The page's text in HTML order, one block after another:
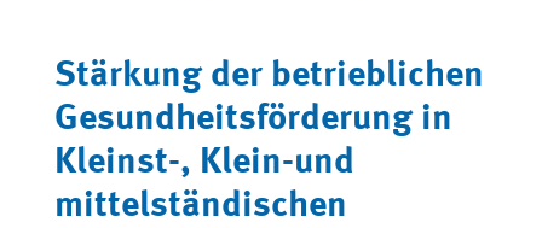
Stärkung der betrieblichen
Gesundheitsförderung in
Kleinst-, Klein-und
mittelständischen